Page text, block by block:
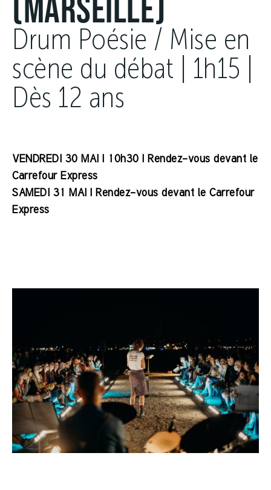
(Marseille)
Drum Poésie / Mise en
scène du débat | 1h15 |
Dès 12 ans
VENDREDI 30 MAI | 10h30 | Rendez-vous devant le
Carrefour Express
SAMEDI 31 MAI | Rendez-vous devant le Carrefour
Express